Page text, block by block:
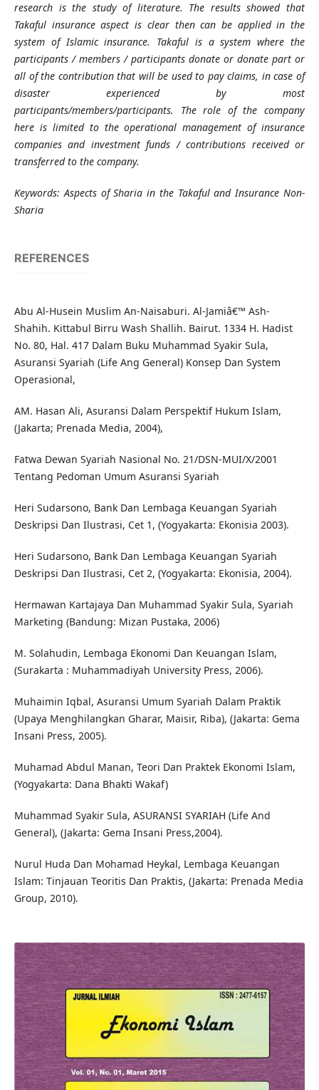
research is the study of literature. The results showed that
Takaful insurance aspect is clear then can be applied in the
system of Islamic insurance. Takaful is a system where the
participants / members / participants donate or donate part or
all of the contribution that will be used to pay claims, in case of
disaster experienced by most
participants/members/participants. The role of the company
here is limited to the operational management of insurance
companies and investment funds / contributions received or
transferred to the company.
Keywords: Aspects of Sharia in the Takaful and Insurance Non-
Sharia
REFERENCES
Abu Al-Husein Muslim An-Naisaburi. Al-Jamiâ€™ Ash-
Shahih. Kittabul Birru Wash Shallih. Bairut. 1334 H. Hadist
No. 80, Hal. 417 Dalam Buku Muhammad Syakir Sula,
Asuransi Syariah (Life Ang General) Konsep Dan System
Operasional,
AM. Hasan Ali, Asuransi Dalam Perspektif Hukum Islam,
(Jakarta; Prenada Media, 2004),
Fatwa Dewan Syariah Nasional No. 21/DSN-MUI/X/2001
Tentang Pedoman Umum Asuransi Syariah
Heri Sudarsono, Bank Dan Lembaga Keuangan Syariah
Deskripsi Dan Ilustrasi, Cet 1, (Yogyakarta: Ekonisia 2003).
Heri Sudarsono, Bank Dan Lembaga Keuangan Syariah
Deskripsi Dan Ilustrasi, Cet 2, (Yogyakarta: Ekonisia, 2004).
Hermawan Kartajaya Dan Muhammad Syakir Sula, Syariah
Marketing (Bandung: Mizan Pustaka, 2006)
M. Solahudin, Lembaga Ekonomi Dan Keuangan Islam,
(Surakarta : Muhammadiyah University Press, 2006).
Muhaimin Iqbal, Asuransi Umum Syariah Dalam Praktik
(Upaya Menghilangkan Gharar, Maisir, Riba), (Jakarta: Gema
Insani Press, 2005).
Muhamad Abdul Manan, Teori Dan Praktek Ekonomi Islam,
(Yogyakarta: Dana Bhakti Wakaf)
Muhammad Syakir Sula, ASURANSI SYARIAH (Life And
General), (Jakarta: Gema Insani Press,2004).
Nurul Huda Dan Mohamad Heykal, Lembaga Keuangan
Islam: Tinjauan Teoritis Dan Praktis, (Jakarta: Prenada Media
Group, 2010).